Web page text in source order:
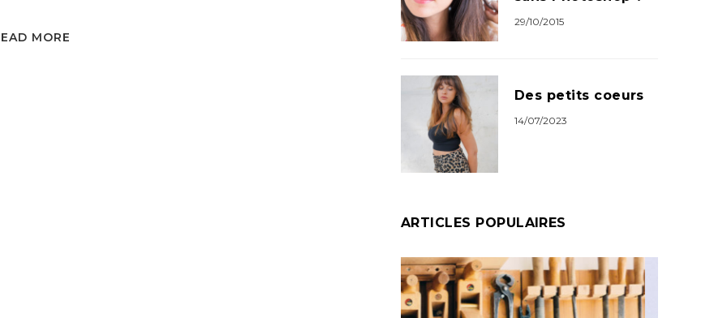
MORE
29/10/2015
Des petits coeurs
14/07/2023
ARTICLES POPULAIRES